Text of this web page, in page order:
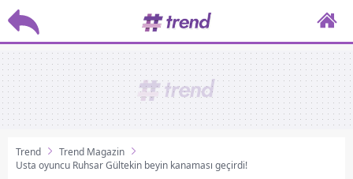
Trend
Trend Magazin
Usta oyuncu Ruhsar Gültekin beyin kanaması geçirdi!